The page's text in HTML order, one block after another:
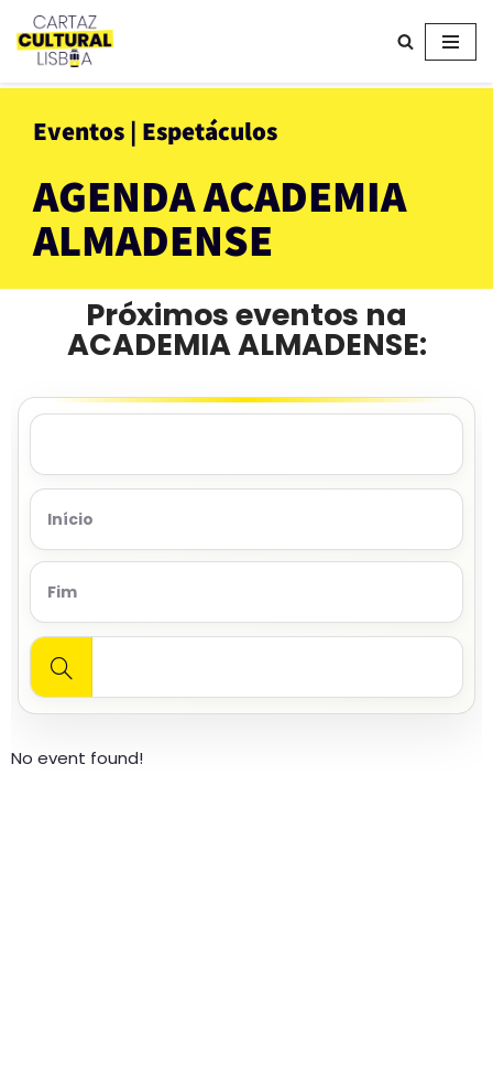
Avançar
para
conteúdo
Eventos | Espetáculos
AGENDA ACADEMIA
ALMADENSE
Próximos eventos na
ACADEMIA ALMADENSE:
No event found!